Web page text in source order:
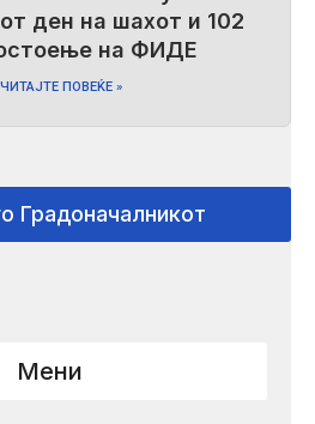
ден на шахот и 102
на ФИДЕ
ПОВЕЌЕ »
Градоначалникот
Мени